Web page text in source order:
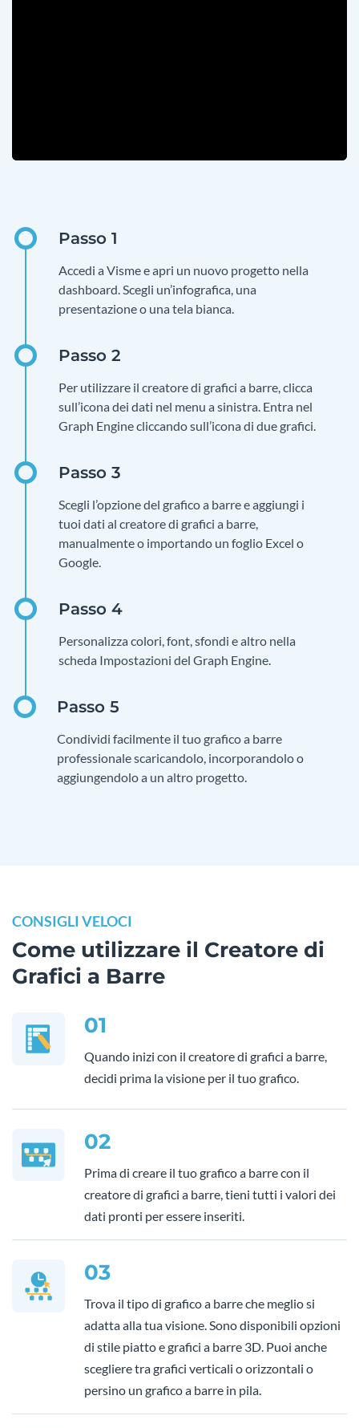
Accedi a Visme e apri un nuovo progetto nella
dashboard. Scegli un’infografica, una
presentazione o una tela bianca.
Per utilizzare il creatore di grafici a barre, clicca
sull’icona dei dati nel menu a sinistra. Entra nel
Graph Engine cliccando sull’icona di due grafici.
Scegli l’opzione del grafico a barre e aggiungi i
tuoi dati al creatore di grafici a barre,
manualmente o importando un foglio Excel o
Google.
Personalizza colori, font, sfondi e altro nella
scheda Impostazioni del Graph Engine.
Condividi facilmente il tuo grafico a barre
professionale scaricandolo, incorporandolo o
aggiungendolo a un altro progetto.
CONSIGLI VELOCI
Come utilizzare il Creatore di
Grafici a Barre
01
Quando inizi con il creatore di grafici a barre,
decidi prima la visione per il tuo grafico.
02
Prima di creare il tuo grafico a barre con il
creatore di grafici a barre, tieni tutti i valori dei
dati pronti per essere inseriti.
03
Trova il tipo di grafico a barre che meglio si
adatta alla tua visione. Sono disponibili opzioni
di stile piatto e grafici a barre 3D. Puoi anche
scegliere tra grafici verticali o orizzontali o
persino un grafico a barre in pila.